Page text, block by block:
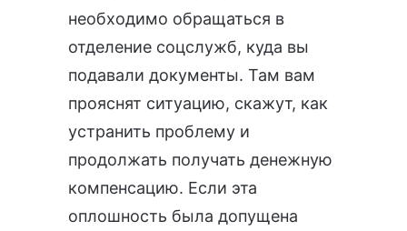
необходимо обращаться в
отделение соцслужб, куда вы
подавали документы. Там вам
прояснят ситуацию, скажут, как
устранить проблему и
продолжать получать денежную
компенсацию. Если эта
оплошность была допущена